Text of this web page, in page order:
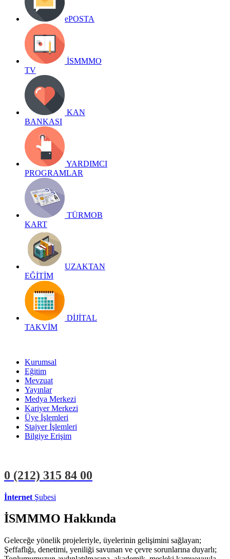
ePOSTA
İSMMMO
TV
KAN
BANKASI
YARDIMCI
PROGRAMLAR
TÜRMOB
KART
UZAKTAN
EĞİTİM
DİJİTAL
TAKVİM
Kurumsal
Eğitim
Mevzuat
Yayınlar
Medya Merkezi
Kariyer Merkezi
Üye İşlemleri
Stajyer İşlemleri
Bilgiye Erişim
0 (212) 315 84 00
İnternet Şubesi
İSMMMO Hakkında
Geleceğe yönelik projeleriyle, üyelerinin gelişimini sağlayan;
Şeffaflığı, denetimi, yeniliği savunan ve çevre sorunlarına duyarlı;